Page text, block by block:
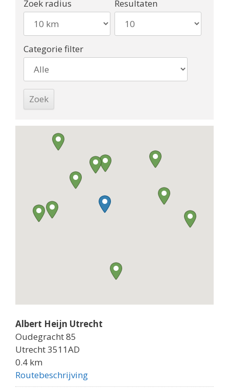
Zoek radius Resultaten
Categorie filter
Albert Heijn Utrecht
Oudegracht 85
Utrecht 3511AD
0.4 km
Routebeschrijving